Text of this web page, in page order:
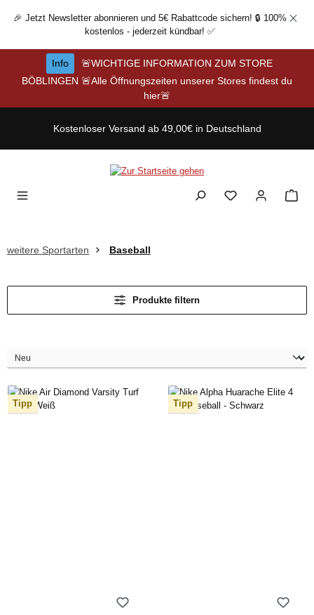
Zum Hauptinhalt springen
🎉 Jetzt Newsletter abonnieren und 5€ Rabattcode sichern! 🔒 100%
kostenlos - jederzeit kündbar! ✅
Info
🚨WICHTIGE INFORMATION ZUM STORE
BÖBLINGEN 🚨Alle Öffnungszeiten unserer Stores findest du
hier🚨
Kostenloser Versand ab 49,00€ in Deutschland
weitere Sportarten Baseball
Produkte filtern
Tipp Tipp